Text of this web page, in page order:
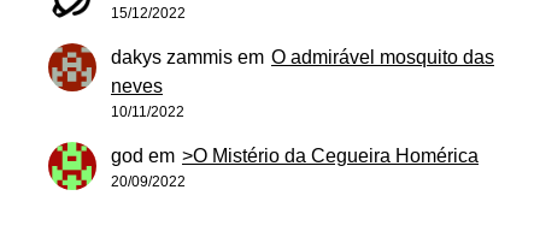
15/12/2022
dakys zammis em O admirável mosquito das
neves
10/11/2022
god em >O Mistério da Cegueira Homérica
20/09/2022